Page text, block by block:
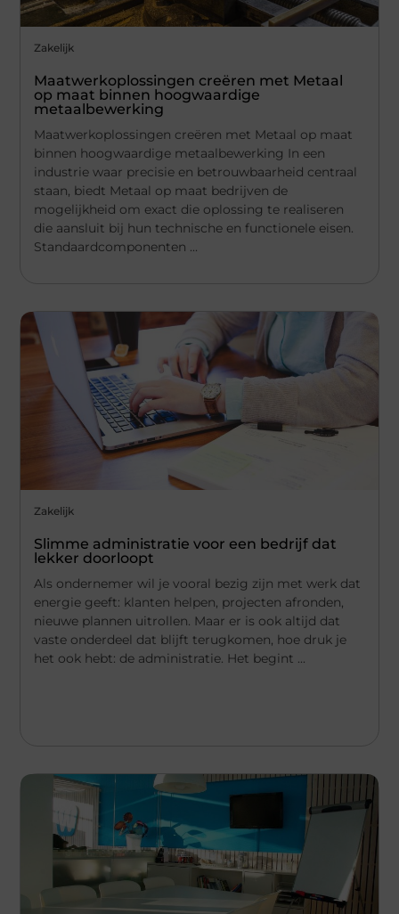
Zakelijk
Maatwerkoplossingen creëren met Metaal
op maat binnen hoogwaardige
metaalbewerking
Maatwerkoplossingen creëren met Metaal op maat
binnen hoogwaardige metaalbewerking In een
industrie waar precisie en betrouwbaarheid centraal
staan, biedt Metaal op maat bedrijven de
mogelijkheid om exact die oplossing te realiseren
die aansluit bij hun technische en functionele eisen.
Standaardcomponenten ...
Zakelijk
Slimme administratie voor een bedrijf dat
lekker doorloopt
Als ondernemer wil je vooral bezig zijn met werk dat
energie geeft: klanten helpen, projecten afronden,
nieuwe plannen uitrollen. Maar er is ook altijd dat
vaste onderdeel dat blijft terugkomen, hoe druk je
het ook hebt: de administratie. Het begint ...